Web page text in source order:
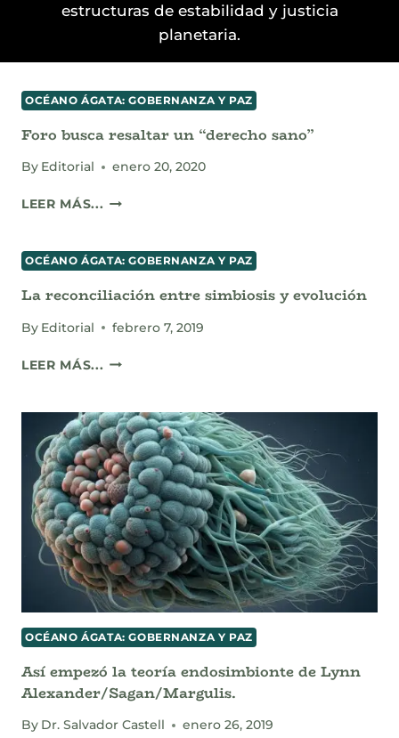
estructuras de estabilidad y justicia
planetaria.
OCÉANO ÁGATA: GOBERNANZA Y PAZ
Foro busca resaltar un “derecho sano”
By Editorial enero 20, 2020
LEER MÁS... FORO
UN
“DERECHO
SANO”
OCÉANO ÁGATA: GOBERNANZA Y PAZ
La reconciliación entre simbiosis y evolución
By Editorial febrero 7, 2019
LEER MÁS... LA
SIMBIOSIS
Y
EVOLUCIÓN
OCÉANO ÁGATA: GOBERNANZA Y PAZ
Así empezó la teoría endosimbionte de Lynn
Alexander/Sagan/Margulis.
By Dr. Salvador Castell enero 26, 2019